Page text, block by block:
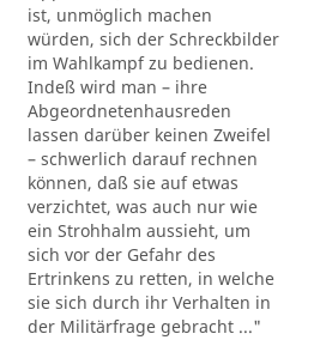
ist, unmöglich machen
würden, sich der Schreckbilder
im Wahlkampf zu bedienen.
Indeß wird man – ihre
Abgeordnetenhausreden
lassen darüber keinen Zweifel
– schwerlich darauf rechnen
können, daß sie auf etwas
verzichtet, was auch nur wie
ein Strohhalm aussieht, um
sich vor der Gefahr des
Ertrinkens zu retten, in welche
sie sich durch ihr Verhalten in
der Militärfrage gebracht ..."